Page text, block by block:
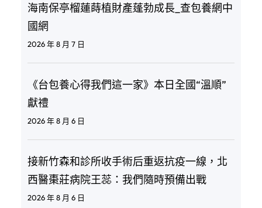
海南保亭榴蓮蒔植財產蓬勃成長_查包養網中
國網
2026 年 8 月 7 日
《台包養心得我們這一家》本日全國“溫順”
獻禮
2026 年 8 月 6 日
接新竹森和診所收手術后重返抗疫一線，北
西醫棗莊病院王蕊：我們隨時預備出戰
2026 年 8 月 6 日